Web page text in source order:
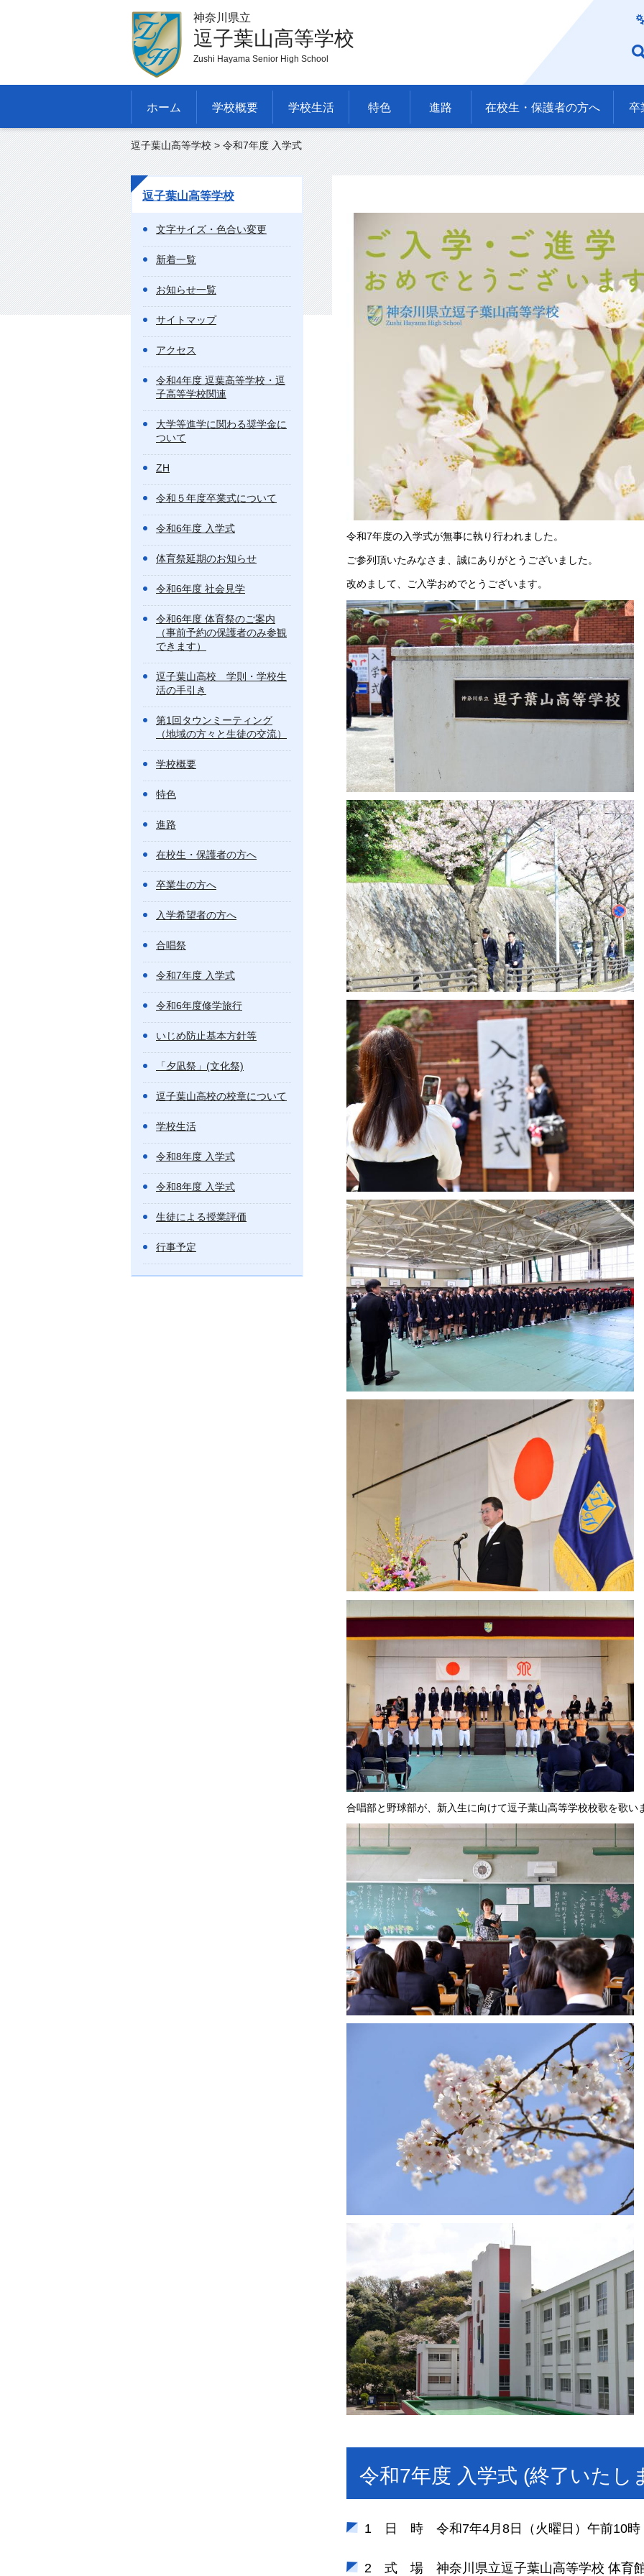
神奈川県立
逗子葉山高等学校
Zushi Hayama Senior High School
ホーム 学校概要 学校生活 特色 進路 在校生・保護者の方へ 卒
逗子葉山高等学校> 令和7年度 入学式
逗子葉山高等学校
文字サイズ・色合い変更
新着一覧
お知らせ一覧
サイトマップ
アクセス
令和4年度 逗葉高等学校・逗
子高等学校関連
大学等進学に関わる奨学金に
ついて
ZH
令和５年度卒業式について
令和6年度 入学式
体育祭延期のお知らせ
令和6年度 社会見学
令和6年度 体育祭のご案内
（事前予約の保護者のみ参観
できます）
逗子葉山高校 学則・学校生
活の手引き
第1回タウンミーティング
（地域の方々と生徒の交流）
学校概要
特色
進路
在校生・保護者の方へ
卒業生の方へ
入学希望者の方へ
合唱祭
令和7年度 入学式
令和6年度修学旅行
いじめ防止基本方針等
「夕凪祭」(文化祭)
逗子葉山高校の校章について
学校生活
令和8年度 入学式
令和8年度 入学式
生徒による授業評価
行事予定
令和7年度の入学式が無事に執り行われました。
ご参列頂いたみなさま、誠にありがとうございました。
改めまして、ご入学おめでとうございます。
合唱部と野球部が、新入生に向けて逗子葉山高等学校校歌を歌い
令和7年度 入学式 (終了いたし
1 日 時 令和7年4月8日（火曜日）午前10時
2 式 場 神奈川県立逗子葉山高等学校 体育